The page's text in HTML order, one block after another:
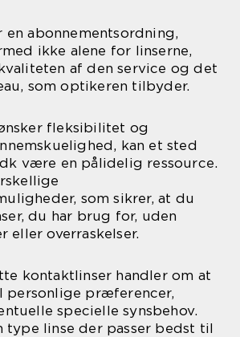
abonnementsordning,
ikke alene for linserne,
af den service og det
som optikeren tilbyder.
fleksibilitet og
kan et sted
være en pålidelig ressource.
som sikrer, at du
du har brug for, uden
eller overraskelser.
kontaktlinser handler om at
personlige præferencer,
specielle synsbehov.
type linse der passer bedst til